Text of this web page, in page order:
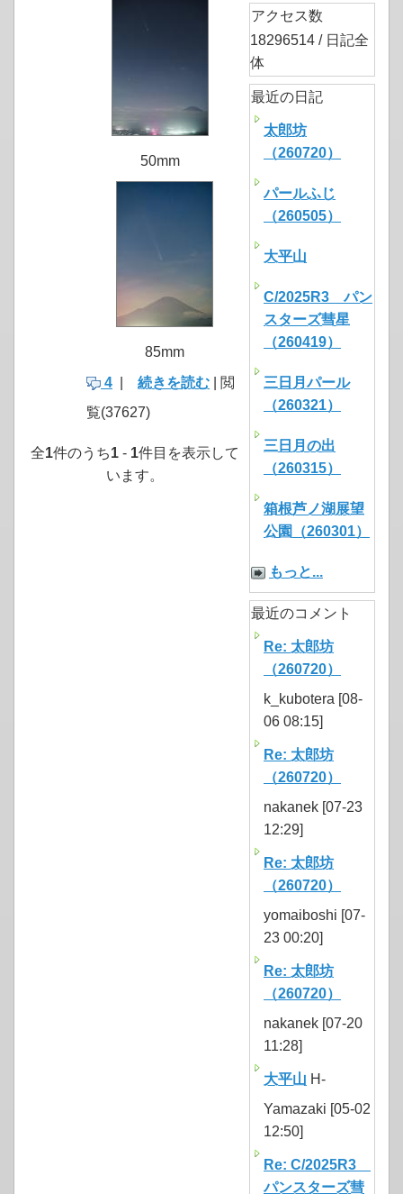
50mm
85mm
4
続きを読む | 閲
覧(37627)
全1件のうち1 - 1件目を表示して
います。
アクセス数
18296514 / 日記全
体
最近の日記
太郎坊
（260720）
パールふじ
（260505）
大平山
C/2025R3 パン
スターズ彗星
（260419）
三日月パール
（260321）
三日月の出
（260315）
箱根芦ノ湖展望
公園（260301）
もっと...
最近のコメント
Re: 太郎坊
（260720）
k_kubotera [08-
06 08:15]
Re: 太郎坊
（260720）
nakanek [07-23
12:29]
Re: 太郎坊
（260720）
yomaiboshi [07-
23 00:20]
Re: 太郎坊
（260720）
nakanek [07-20
11:28]
大平山 H-
Yamazaki [05-02
12:50]
Re: C/2025R3
パンスターズ彗